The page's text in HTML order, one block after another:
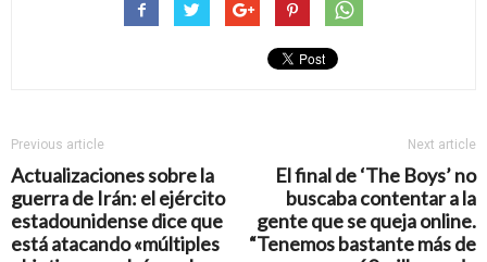
Previous article
Actualizaciones sobre la
guerra de Irán: el ejército
estadounidense dice que
está atacando «múltiples
Next article
El final de ‘The Boys’ no
buscaba contentar a la
gente que se queja online.
“Tenemos bastante más de